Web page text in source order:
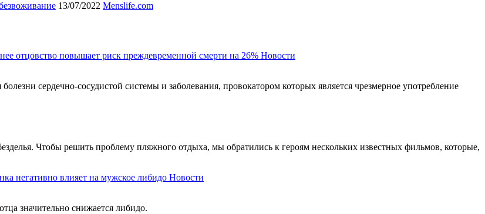
13/07/2022 Menslife.com
отцовство повышает риск преждевременной смерти на 26% Новости
сердечно-сосудистой системы и заболевания, провокатором которых является чрезмерное употребление
Чтобы решить проблему пляжного отдыха, мы обратились к героям нескольких известных фильмов, которые,
негативно влияет на мужское либидо Новости
значительно снижается либидо.